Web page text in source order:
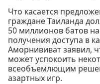
Что касается
граждане Таиланда
50 миллионов батов
получения доступа в
Аморнививат заявил,
может успокоить
всеобъемлющим
азартных игр.